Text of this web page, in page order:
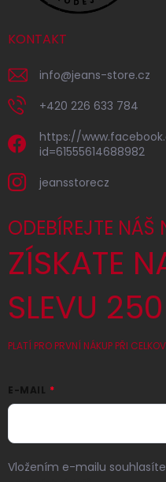
KONTAKT
info@jeans-store.cz
+420 226 633 784
https://
id=61555614688982
jeansstorecz
ODEBÍREJTE NÁŠ
ZÍSKATE
SLEVU
PLATÍ PRO PRVNÍ NÁKUP PŘI
E-MAIL
Vložením e-mailu